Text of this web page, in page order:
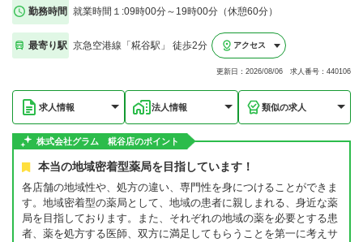
勤務時間 就業時間１:09時00分～19時00分（休憩60分）
最寄り駅 京急空港線「糀谷駅」 徒歩2分 アクセス
更新日：2026/08/06 求人番号：440106
求人情報 法人情報 類似の求人
株式会社グラム 糀谷店のポイント
本当の地域密着型薬局を目指しています！
各店舗の地域性や、処方の違い、専門性を身につけることができま
す。地域密着型の薬局として、地域の患者に親しまれる、身近な薬
局を目指しております。また、それぞれの地域の薬を必要とする患
者、薬を処方する医師、双方に満足してもらうことを第一に考えサ